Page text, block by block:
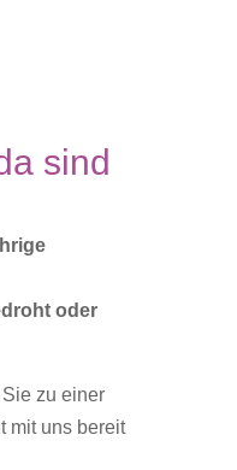
sind
oder
zu einer
mit uns bereit